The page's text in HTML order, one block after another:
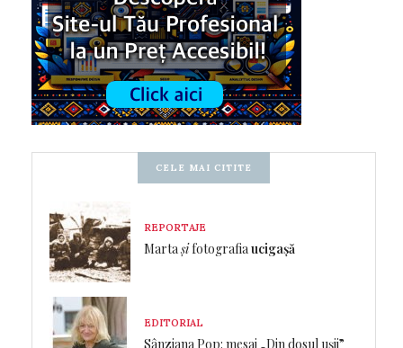
CELE MAI CITITE
REPORTAJE
Martașifotografia ucigașă
EDITORIAL
Sânziana Pop: mesaj „Din dosul ușii”